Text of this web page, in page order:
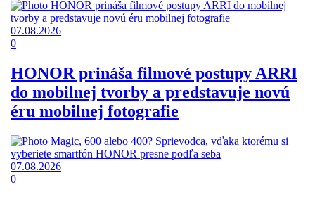
07.08.2026
0
HONOR prináša filmové postupy ARRI
do mobilnej tvorby a predstavuje novú
éru mobilnej fotografie
07.08.2026
0